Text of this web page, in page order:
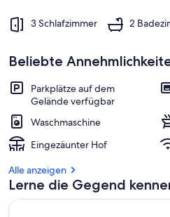
3 Schlafzimmer 2
Beliebte
Parkplätze auf dem
Gelände verfügbar
Waschmaschine
Eingezäunter Hof
Alle anzeigen
Lerne die Gegend